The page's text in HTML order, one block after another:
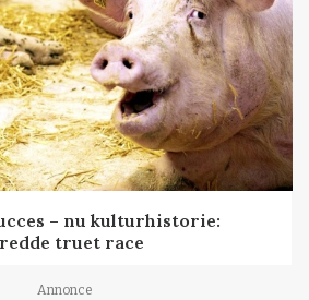
– nu kulturhistorie:
truet race
Annonce